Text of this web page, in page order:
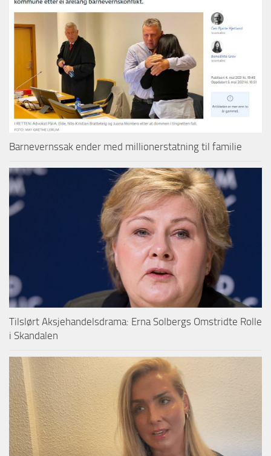
Barnevernssak ender med millionerstatning til familie
Tilslørt Aksjehandelsdrama: Erna Solbergs Omstridte Rolle
i Skandalen